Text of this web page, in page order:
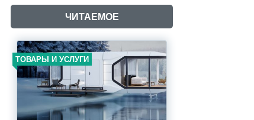
ЧИТАЕМОЕ
ТОВАРЫ И УСЛУГИ